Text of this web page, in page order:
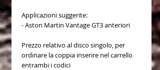
Applicazioni suggerite:
- Aston Martin Vantage GT3 anteriori
Prezzo relativo al disco singolo, per
ordinare la coppia inserire nel carrello
entrambi i codici